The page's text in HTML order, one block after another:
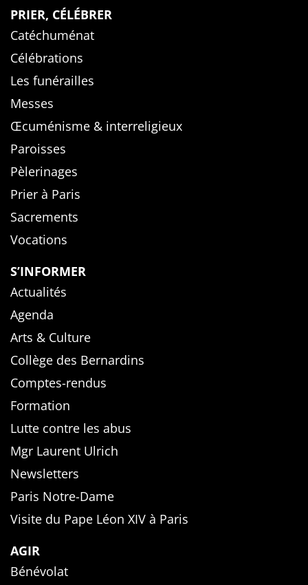
PRIER, CÉLÉBRER
Catéchuménat
Célébrations
Les funérailles
Messes
Œcuménisme & interreligieux
Paroisses
Pèlerinages
Prier à Paris
Sacrements
Vocations
S’INFORMER
Actualités
Agenda
Arts & Culture
Collège des Bernardins
Comptes-rendus
Formation
Lutte contre les abus
Mgr Laurent Ulrich
Newsletters
Paris Notre-Dame
Visite du Pape Léon XIV à Paris
AGIR
Bénévolat